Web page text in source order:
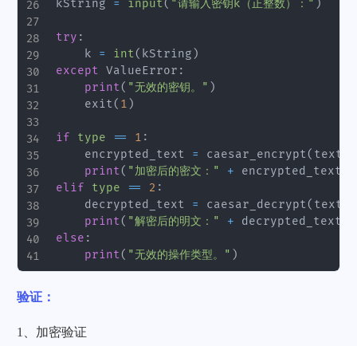
kString = input( "请输入密钥k（正整数）：" )
try :
    k
= int( kString )
except ValueError :
print( "无效的密钥。" )
    exit
( 1 )
if type == 1 :
    encrypted_text
= caesar_encrypt( text
print( "加密后的密文：" + encrypted_text
elif
type == 2 :
    decrypted_text
= caesar_decrypt( text
print( "解密后的明文：" + decrypted_text
else :
print( "无效的操作类型。" )
验证：
1、加密验证